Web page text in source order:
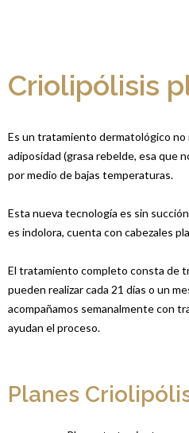
Criolipólisis
Es un tratamiento dermatológico no
adiposidad (grasa rebelde, esa que
por medio de bajas temperaturas.
Esta nueva tecnología es sin
es indolora, cuenta con cabezales
El tratamiento completo consta de
pueden realizar cada 21 días o un
acompañamos semanalmente con
ayudan el proceso.
Planes